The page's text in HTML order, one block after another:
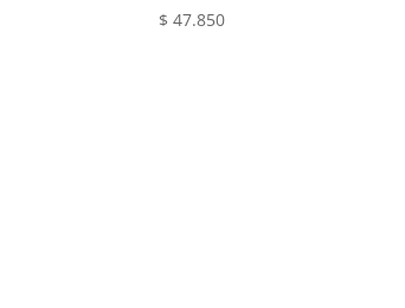
$ 47.850